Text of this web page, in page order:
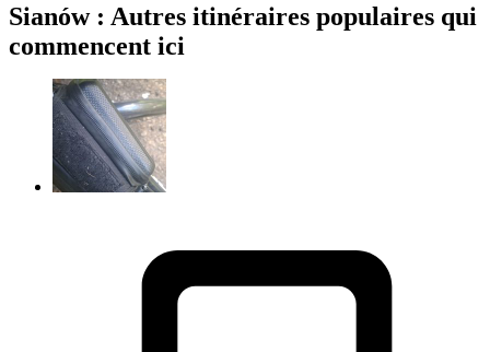
Sianów : Autres itinéraires populaires qui
commencent ici